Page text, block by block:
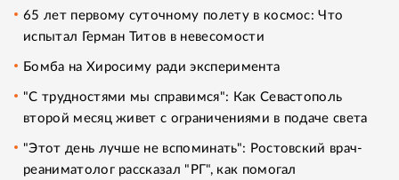
65 лет первому суточному полету в космос: Что
испытал Герман Титов в невесомости
Бомба на Хиросиму ради эксперимента
"С трудностями мы справимся": Как Севастополь
второй месяц живет с ограничениями в подаче света
"Этот день лучше не вспоминать": Ростовский врач-
реаниматолог рассказал "РГ", как помогал